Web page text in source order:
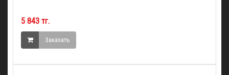
5 843 тг.
Заказать